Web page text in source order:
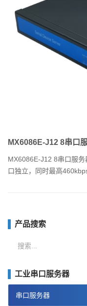
MX6086E-J12 8串口
MX6086E-J12 8串口服
口独立，同时最高
产品搜索
索工业串口服务器
串口服务器